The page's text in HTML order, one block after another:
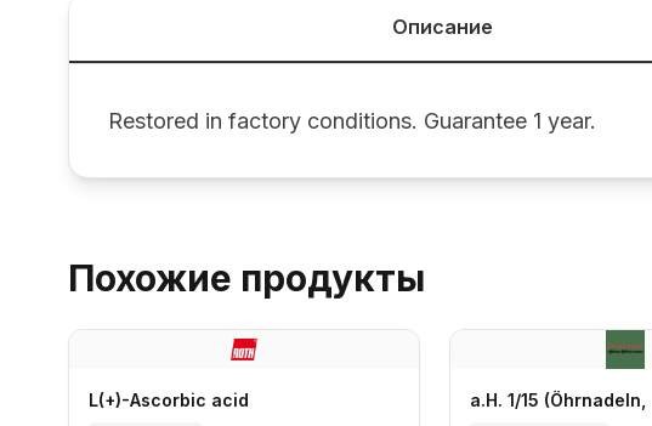
Описание
Restored in factory conditions. Guarantee 1 year.
Похожие продукты
L(+)-Ascorbic acid a.H. 1/15 (Öhrnadeln,